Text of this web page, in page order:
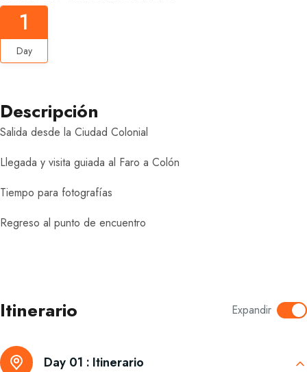
1
Day
Descripción
Salida desde la Ciudad Colonial
Llegada y visita guiada al Faro a Colón
Tiempo para fotografías
Regreso al punto de encuentro
Itinerario Expandir
Day 01 : Itinerario